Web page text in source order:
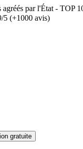
agréés par l'État - TOP
5 (+1000 avis)
gratuite